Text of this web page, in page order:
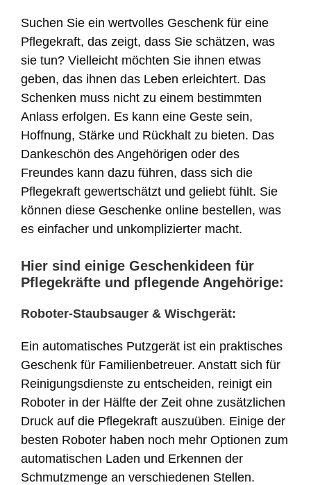
Suchen Sie ein wertvolles Geschenk für eine
Pflegekraft, das zeigt, dass Sie schätzen, was
sie tun? Vielleicht möchten Sie ihnen etwas
geben, das ihnen das Leben erleichtert. Das
Schenken muss nicht zu einem bestimmten
Anlass erfolgen. Es kann eine Geste sein,
Hoffnung, Stärke und Rückhalt zu bieten. Das
Dankeschön des Angehörigen oder des
Freundes kann dazu führen, dass sich die
Pflegekraft gewertschätzt und geliebt fühlt. Sie
können diese Geschenke online bestellen, was
es einfacher und unkomplizierter macht.
Hier sind einige Geschenkideen für
Pflegekräfte und pflegende Angehörige:
Roboter-Staubsauger & Wischgerät:
Ein automatisches Putzgerät ist ein praktisches
Geschenk für Familienbetreuer. Anstatt sich für
Reinigungsdienste zu entscheiden, reinigt ein
Roboter in der Hälfte der Zeit ohne zusätzlichen
Druck auf die Pflegekraft auszuüben. Einige der
besten Roboter haben noch mehr Optionen zum
automatischen Laden und Erkennen der
Schmutzmenge an verschiedenen Stellen.